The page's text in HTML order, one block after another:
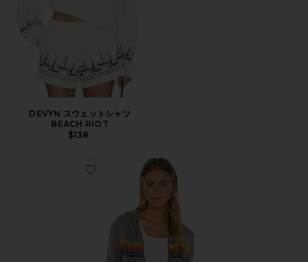
DEVYN スウェットシャツ
BEACH RIOT
$138
Favorite 5 STRIPE パーカー